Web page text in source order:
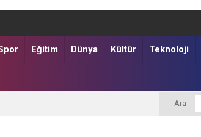
Eğitim Dünya Kültür Teknoloji
Ara